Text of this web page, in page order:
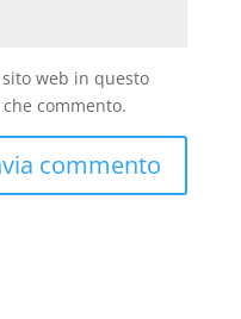
web in questo
commento.